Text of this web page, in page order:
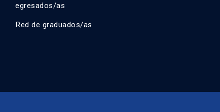
egresados/as
Red de graduados/as